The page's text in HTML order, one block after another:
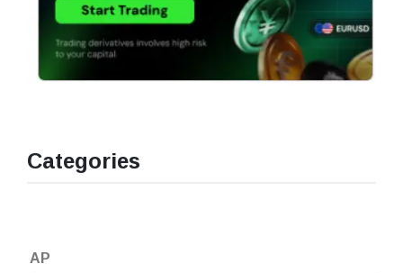
Categories
AP